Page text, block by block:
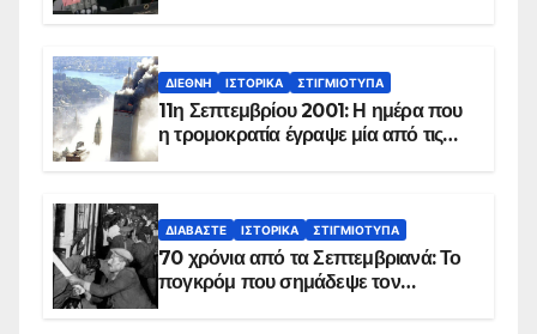
ΔΙΕΘΝΉ ΙΣΤΟΡΙΚΆ ΣΤΙΓΜΙΌΤΥΠΑ
11η Σεπτεμβρίου 2001: Η ημέρα που
η τρομοκρατία έγραψε μία από τις
ΔΙΑΒΆΣΤΕ ΙΣΤΟΡΙΚΆ ΣΤΙΓΜΙΌΤΥΠΑ
70 χρόνια από τα Σεπτεμβριανά: Το
πογκρόμ που σημάδεψε τον